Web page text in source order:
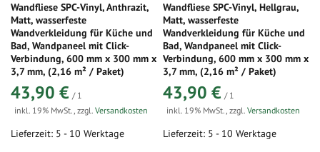
Wandfliese SPC-Vinyl, Anthrazit,
Matt, wasserfeste
Wandverkleidung für Küche und
Bad, Wandpaneel mit Click-
Verbindung, 600 mm x 300 mm x
3,7 mm, (2,16 m² / Paket)
43,90 € / 1
inkl. 19% MwSt., zzgl. Versandkosten
Lieferzeit: 5 - 10 Werktage
Wandfliese SPC-Vinyl, Hellgrau,
Matt, wasserfeste
Wandverkleidung für Küche und
Bad, Wandpaneel mit Click-
Verbindung, 600 mm x 300 mm x
3,7 mm, (2,16 m² / Paket)
43,90 € / 1
inkl. 19% MwSt.,zzgl.Versandkosten
Lieferzeit: 5 - 10 Werktage